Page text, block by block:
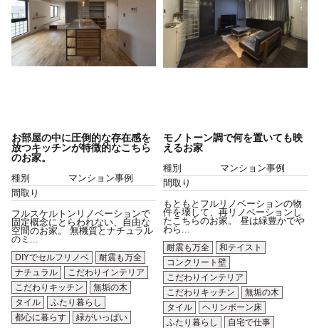
お部屋の中に圧倒的な存在感を
放つキッチンが特徴的なこちら
のお家。
種別
マンション事例
間取り
フルスケルトンリノベーションで
固定概念にとらわれない、自由な
空間のお家。 無機質とナチュラル
のミ...
DIYでセルフリノベ
耐震も万全
ナチュラル
こだわりインテリア
こだわりキッチン
無垢の木
タイル
ふたり暮らし
都心に暮らす
緑がいっぱい
モノトーン調で何を置いても映
えるお家
種別
マンション事例
間取り
もともとフルリノベーションの物
件を壊して、再リノベーションし
たこちらのお家。 昼は緑豊かでや
わら...
耐震も万全
和テイスト
コンクリート壁
こだわりインテリア
こだわりキッチン
無垢の木
タイル
ヘリンボーン床
ふたり暮らし
自宅で仕事